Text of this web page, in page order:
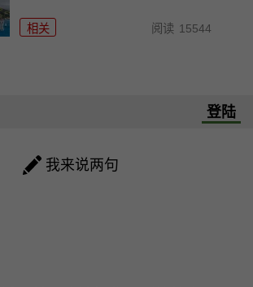
相关 阅读 15544
登陆
我来说两句